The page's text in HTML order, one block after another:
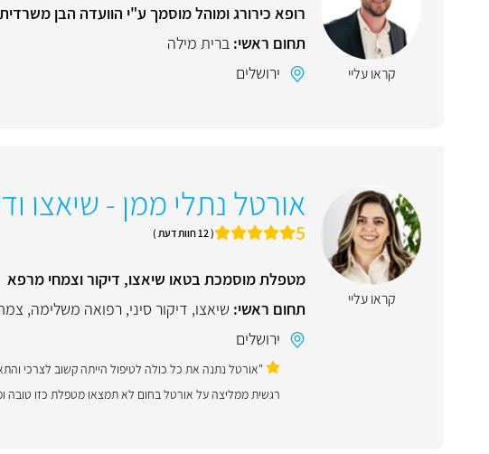
קראו עליי
רופא כירורג ומוהל מוסמך ע"י הוועדה הבן
תחום ראשי: ברית מילה
ירושלים
קראו עליי
אורטל נתלי ממן - שיאצו
5 ( 12 חוות דעת )
מטפלת מוסמכת בטאו שיאצו, דיקור וצמחי מרפא
תחום ראשי: שיאצו, דיקור סיני, רפואה משלימה,
ירושלים
"אורטל נתנה את כל כולה לטיפול הייתה קשוב לצרכי
רגשית ממליצה על אורטל בחום לא תמצאו מטפלת כזו טובה ומסורה